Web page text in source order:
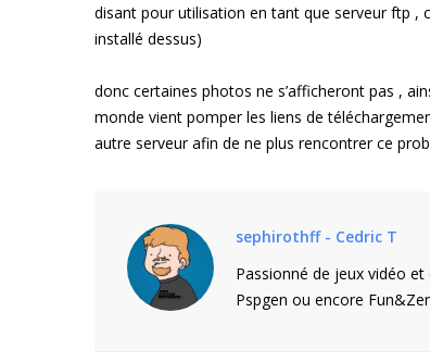
disant pour utilisation en tant que serveur ftp ,
installé dessus)
donc certaines photos ne s’afficheront pas ,
monde vient pomper les liens de
autre serveur afin de ne plus rencontrer ce
sephirothff - Cedric T
Passionné de jeux vidéo
Pspgen ou encore